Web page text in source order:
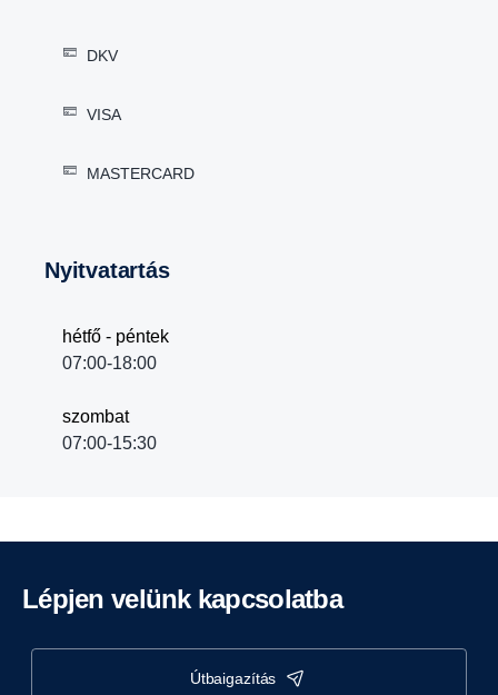
DKV
VISA
MASTERCARD
Nyitvatartás
hétfő - péntek
07:00-18:00
szombat
07:00-15:30
Lépjen velünk kapcsolatba
útbaigazítás